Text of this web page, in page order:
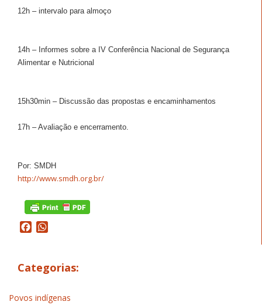
12h – intervalo para almoço
14h – Informes sobre a IV Conferência Nacional de Segurança
Alimentar e Nutricional
15h30min – Discussão das propostas e encaminhamentos
17h – Avaliação e encerramento.
Por: SMDH
http://www.smdh.org.br/
Facebook
Categorias:
Povos indígenas